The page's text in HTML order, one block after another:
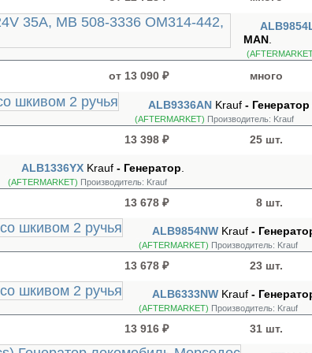
MAN.
от 13 090 ₽ много
ALB9336AN Krauf -
(AFTERMARKET) Производитель: Krauf
13 398 ₽ 25 шт.
ALB1336YX Krauf - Генератор
(AFTERMARKET) Производитель: Krauf
13 678 ₽ 8 шт.
ALB9854NW Krauf -
(AFTERMARKET) Производитель: Krauf
13 678 ₽ 23 шт.
ALB6333NW Krauf -
(AFTERMARKET) Производитель: Krauf
13 916 ₽ 31 шт.